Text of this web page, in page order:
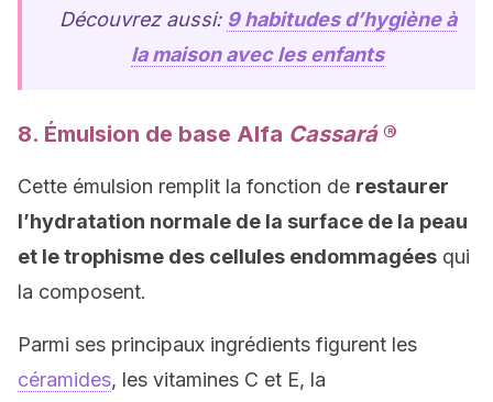
Découvrez aussi: 9 habitudes d’hygiène à
la maison avec les enfants
8. Émulsion de base Alfa Cassará®
Cette émulsion remplit la fonction de restaurer
l’hydratation normale de la surface de la peau
et le trophisme des cellules endommagées qui
la composent.
Parmi ses principaux ingrédients figurent les
céramides, les vitamines C et E, la